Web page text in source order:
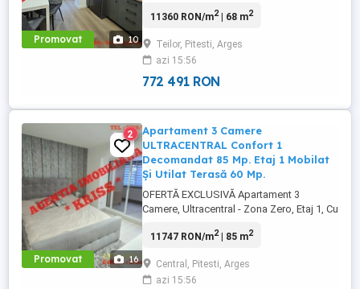
Promovat 10
nefolosit Parcare rezervată Două Grupuri
cele mai apreciate zone ale Piteștiului, în
imediata apropiere a centrului, se află
acest ...
11360 RON/m2| 68 m2
Teilor, Pitesti, Arges
azi 15:56
772 491 RON
Promovat 16
2
Apartament 3 Camere
ULTRACENTRAL Confort 1
Decomandat 85 Mp. Etaj 1 Mobilat
Și Utilat Terasă 60 Mp.
OFERTĂ EXCLUSIVĂ Apartament 3
Camere, Ultracentral - Zona Zero, Etaj 1, Cu
Generoasă, Mobilat Și Utilat, 85 Mp. - Vă
deosebit de rar pe piață, situat în zona
ultracentrală Zona Zero, una dintre cele
11747 RON/m2| 85 m2
Central, Pitesti, Arges
azi 15:56